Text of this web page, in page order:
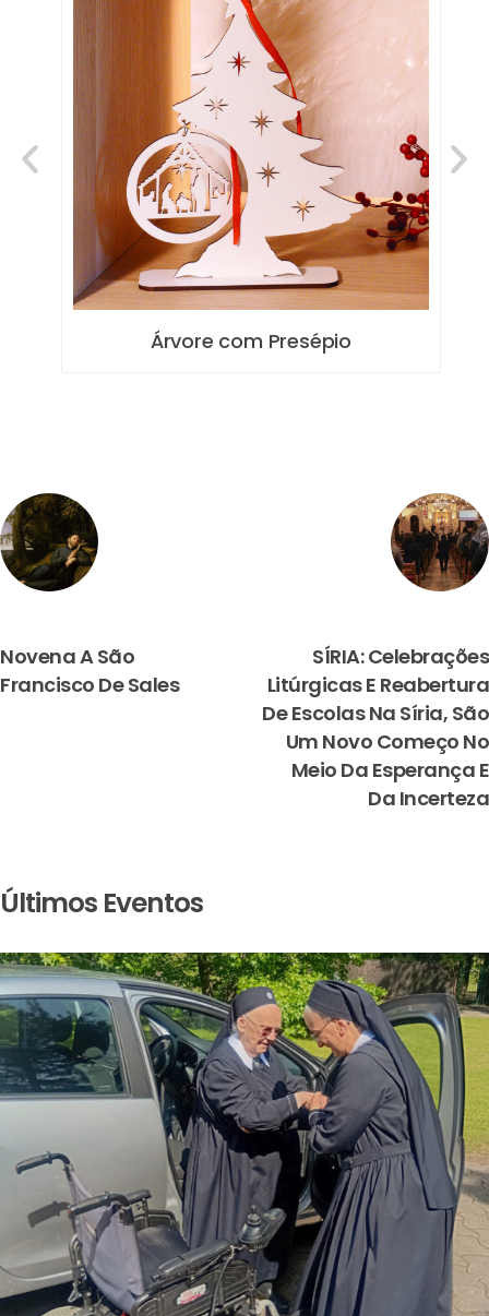
Árvore com Presépio
Novena A São
Francisco De Sales
SÍRIA: Celebrações
Litúrgicas E Reabertura
De Escolas Na Síria, São
Um Novo Começo No
Meio Da Esperança E
Da Incerteza
Últimos Eventos